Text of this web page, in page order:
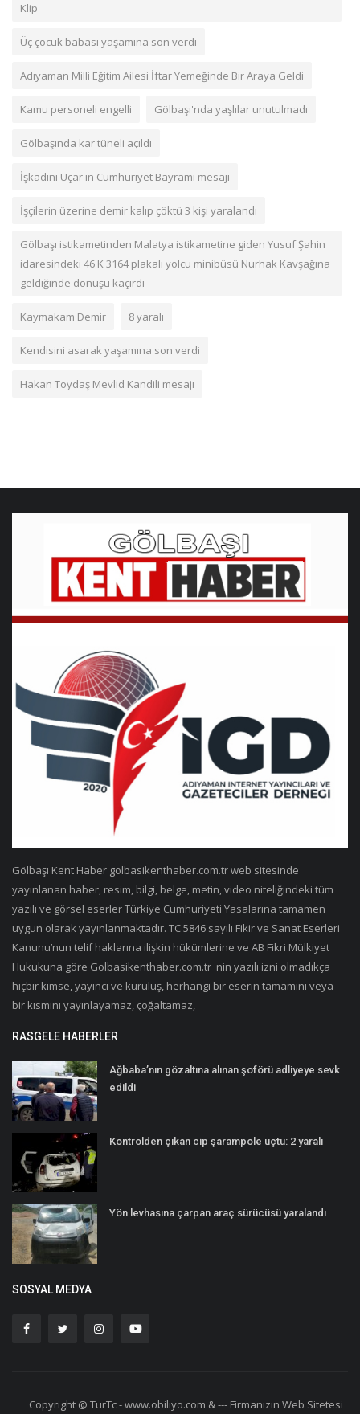
Klip
Üç çocuk babası yaşamına son verdi
Adıyaman Milli Eğitim Ailesi İftar Yemeğinde Bir Araya Geldi
Kamu personeli engelli Gölbaşı'nda yaşlılar unutulmadı
Gölbaşında kar tüneli açıldı
İşkadını Uçar'ın Cumhuriyet Bayramı mesajı
İşçilerin üzerine demir kalıp çöktü 3 kişi yaralandı
Gölbaşı istikametinden Malatya istikametine giden Yusuf Şahin
idaresindeki 46 K 3164 plakalı yolcu minibüsü Nurhak Kavşağına
geldiğinde dönüşü kaçırdı
Kaymakam Demir 8 yaralı
Kendisini asarak yaşamına son verdi
Hakan Toydaş Mevlid Kandili mesajı
Gölbaşı Kent Haber golbasikenthaber.com.tr web sitesinde
yayınlanan haber, resim, bilgi, belge, metin, video niteliğindeki tüm
yazılı ve görsel eserler Türkiye Cumhuriyeti Yasalarına tamamen
uygun olarak yayınlanmaktadır. TC 5846 sayılı Fikir ve Sanat Eserleri
Kanunu’nun telif haklarına ilişkin hükümlerine ve AB Fikri Mülkiyet
Hukukuna göre Golbasikenthaber.com.tr 'nin yazılı izni olmadıkça
hiçbir kimse, yayıncı ve kuruluş, herhangi bir eserin tamamını veya
bir kısmını yayınlayamaz, çoğaltamaz,
RASGELE HABERLER
Ağbaba’nın gözaltına alınan şoförü adliyeye sevk
edildi
Kontrolden çıkan cip şarampole uçtu: 2 yaralı
Yön levhasına çarpan araç sürücüsü yaralandı
SOSYAL MEDYA
Copyright @ TurTc - www.obiliyo.com & --- Firmanızın Web Sitetesi